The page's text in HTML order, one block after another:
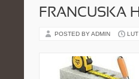
FRANCUSKA
POSTED BY ADMIN